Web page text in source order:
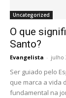
Uncategorized
O que
Santo?
Evangelista - julho
Ser guiado pelo
que marca a vida
fundamental na